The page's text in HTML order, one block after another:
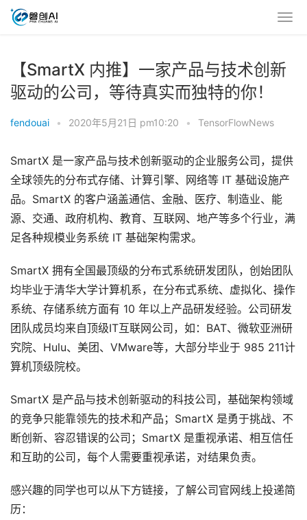
【SmartX 内推】一家产品与技术创新
驱动的公司，等待真实而独特的你！
fendouai • 2020年5月21日 pm10:20 • TensorFlowNews
SmartX 是一家产品与技术创新驱动的企业服务公司，提供
全球领先的分布式存储、计算引擎、网络等 IT 基础设施产
品。SmartX 的客户涵盖通信、金融、医疗、制造业、能
源、交通、政府机构、教育、互联网、地产等多个行业，满
足各种规模业务系统 IT 基础架构需求。
SmartX 拥有全国最顶级的分布式系统研发团队，创始团队
均毕业于清华大学计算机系，在分布式系统、虚拟化、操作
系统、存储系统方面有 10 年以上产品研发经验。公司研发
团队成员均来自顶级IT互联网公司，如：BAT、微软亚洲研
究院、Hulu、美团、VMware等，大部分毕业于 985 211计
算机顶级院校。
SmartX 是产品与技术创新驱动的科技公司，基础架构领域
的竞争只能靠领先的技术和产品；SmartX 是勇于挑战、不
断创新、容忍错误的公司；SmartX 是重视承诺、相互信任
和互助的公司，每个人需要重视承诺，对结果负责。
感兴趣的同学也可以从下方链接，了解公司官网线上投递简
历：